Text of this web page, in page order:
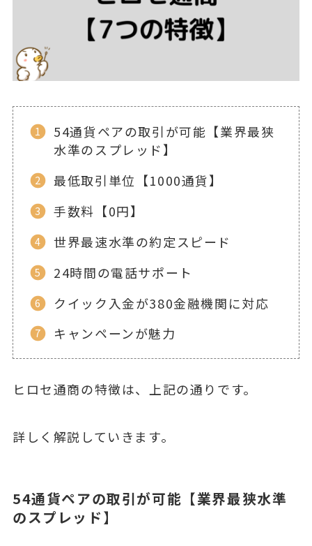
54通貨ペアの取引が可能【業界最狭
水準のスプレッド】
最低取引単位【1000通貨】
手数料【0円】
世界最速水準の約定スピード
24時間の電話サポート
クイック入金が380金融機関に対応
キャンペーンが魅力
ヒロセ通商の特徴は、上記の通りです。
詳しく解説していきます。
54通貨ペアの取引が可能【業界最狭水準
のスプレッド】